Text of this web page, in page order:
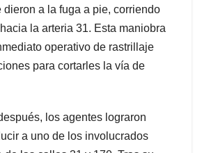
dieron a la fuga a pie, corriendo
la arteria 31. Esta maniobra
operativo de rastrillaje
para cortarles la vía de
los agentes lograron
a uno de los involucrados